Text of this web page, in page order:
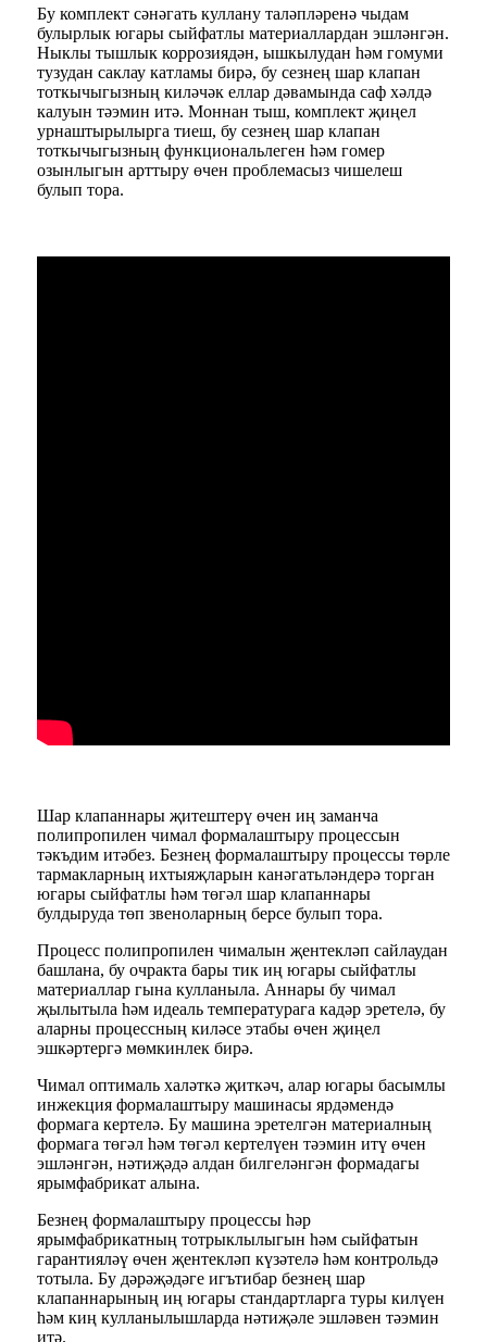
Бу комплект сәнәгать куллану таләпләренә чыдам
булырлык югары сыйфатлы материаллардан эшләнгән.
Ныклы тышлык коррозиядән, ышкылудан һәм гомуми
тузудан саклау катламы бирә, бу сезнең шар клапан
тоткычыгызның киләчәк еллар дәвамында саф хәлдә
калуын тәэмин итә. Моннан тыш, комплект җиңел
урнаштырылырга тиеш, бу сезнең шар клапан
тоткычыгызның функциональлеген һәм гомер
озынлыгын арттыру өчен проблемасыз чишелеш
булып тора.
Шар клапаннары җитештерү өчен иң заманча
полипропилен чимал формалаштыру процессын
тәкъдим итәбез. Безнең формалаштыру процессы төрле
тармакларның ихтыяҗларын канәгатьләндерә торган
югары сыйфатлы һәм төгәл шар клапаннары
булдыруда төп звеноларның берсе булып тора.
Процесс полипропилен чималын җентекләп сайлаудан
башлана, бу очракта бары тик иң югары сыйфатлы
материаллар гына кулланыла. Аннары бу чимал
җылытыла һәм идеаль температурага кадәр эретелә, бу
аларны процессның киләсе этабы өчен җиңел
эшкәртергә мөмкинлек бирә.
Чимал оптималь халәткә җиткәч, алар югары басымлы
инжекция формалаштыру машинасы ярдәмендә
формага кертелә. Бу машина эретелгән материалның
формага төгәл һәм төгәл кертелүен тәэмин итү өчен
эшләнгән, нәтиҗәдә алдан билгеләнгән формадагы
ярымфабрикат алына.
Безнең формалаштыру процессы һәр
ярымфабрикатның тотрыклылыгын һәм сыйфатын
гарантияләү өчен җентекләп күзәтелә һәм контрольдә
тотыла. Бу дәрәҗәдәге игътибар безнең шар
клапаннарының иң югары стандартларга туры килүен
һәм киң кулланылышларда нәтиҗәле эшләвен тәэмин
итә.